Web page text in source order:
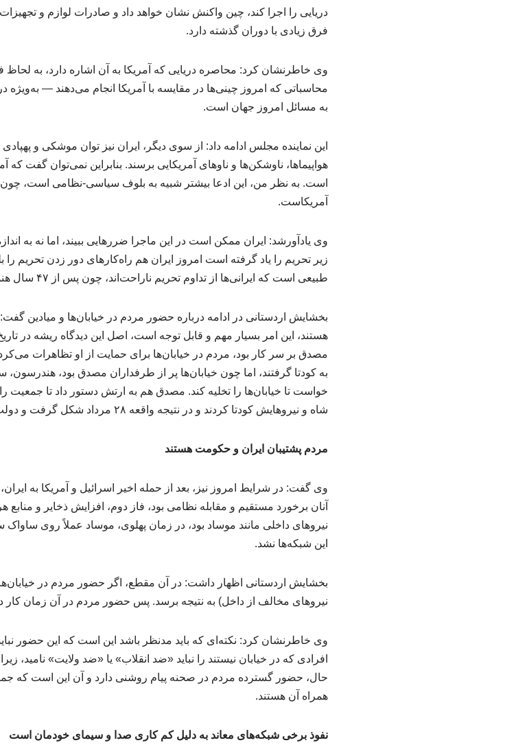
دریایی را اجرا کند، چین واکنش نشان خواهد داد و صادرات لوازم و
فرق زیادی با دوران گذشته دارد.
محاسباتی که امروز چینی‌ها در مقایسه با آمریکا انجام می‌دهند —
به مسائل امروز جهان است.
این نماینده مجلس ادامه داد: از سوی دیگر، ایران نیز توان موشکی و پهپادی
هواپیماها، ناوشکن‌ها و ناوهای آمریکایی برسند. بنابراین نمی‌توان گفت
است. به نظر من، این ادعا بیشتر شبیه به بلوف سیاسی-نظامی است، چون
آمریکاست.
زیر تحریم را یاد گرفته است امروز ایران هم راه‌کارهای دور زدن تحریم
طبیعی است که ایرانی‌ها از تداوم تحریم ناراحت‌اند، چون پس از ۴۷ سال هنوز این وضعیت ادامه دارد.
بخشایش اردستانی در ادامه درباره حضور مردم در خیابان‌ها و میادین
مصدق بر سر کار بود، مردم در خیابان‌ها برای حمایت از او تظاهرات
به کودتا گرفتند، اما چون خیابان‌ها پر از طرفداران مصدق بود،
خواست تا خیابان‌ها را تخلیه کند. مصدق هم به ارتش دستور داد تا جمعیت
شاه و نیروهایش کودتا کردند و در نتیجه واقعه‌ ۲۸ مرداد شکل گرفت و دولت مصدق سقوط کرد.
مردم پشتیبان ایران و حکومت هستند
وی گفت: در شرایط امروز نیز، بعد از حمله‌ اخیر اسرائیل و آمریکا به
آنان برخورد مستقیم و مقابله نظامی بود، فاز دوم، افزایش ذخایر و
نیروهای داخلی مانند موساد بود، در زمان پهلوی، موساد عملاً روی ساواک
این شبکه‌ها نشد.
بخشایش اردستانی اظهار داشت: در آن مقطع، اگر حضور مردم در
نیروهای مخالف از داخل) به نتیجه برسد. پس حضور مردم در آن زمان کار
وی خاطرنشان کرد: نکته‌ای که باید مدنظر باشد این است که این حضور
افرادی که در خیابان نیستند را نباید «ضد انقلاب» یا «ضد ولایت»
حال، حضور گسترده‌ مردم در صحنه پیام روشنی دارد و آن این است که
همراه آن هستند.
نفوذ برخی شبکه‌های معاند به دلیل کم کاری صدا و سیمای خودمان است